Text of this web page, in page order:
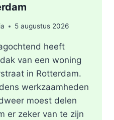
5 augustus 2026
heeft
van een woning
in Rotterdam.
werkzaamheden
moest delen
er zeker van te zijn